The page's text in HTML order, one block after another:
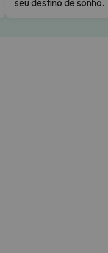
seu destino de sonho.